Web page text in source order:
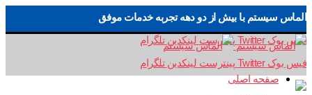
الماس سیستم با بیش از دو دهه تجربه خدمات موفق
فیس بوک Twitter پینترست لینکدین تلگرام
فیس بوک Twitter پینترست لینکدین تلگرام
صفحه اصلی